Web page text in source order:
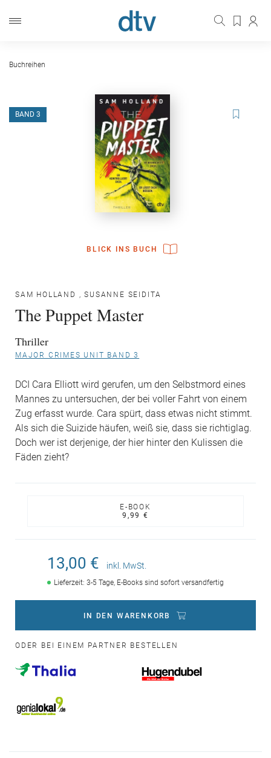
Buchreihen
BLICK INS BUCH
BAND 3
SAM HOLLAND ,SUSANNE SEIDITA
The Puppet Master
Thriller
MAJOR CRIMES UNIT BAND 3
DCI Cara Elliott wird gerufen, um den Selbstmord eines
Mannes zu untersuchen, der bei voller Fahrt von einem
Zug erfasst wurde. Cara spürt, dass etwas nicht stimmt.
Als sich die Suizide häufen, weiß sie, dass sie richtiglag.
Doch wer ist derjenige, der hier hinter den Kulissen die
Fäden zieht?
E-BOOK
9,99 €
13,00 € inkl. MwSt.
Lieferzeit: 3-5 Tage, E-Books sind sofort versandfertig
IN DEN WARENKORB
ODER BEI EINEM PARTNER BESTELLEN